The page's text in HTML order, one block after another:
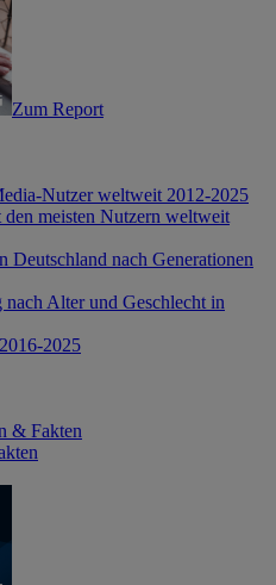
Zum Report
Nutzer weltweit 2012-2025
meisten Nutzern weltweit
Deutschland nach Generationen
Alter und Geschlecht in
2025
& Fakten